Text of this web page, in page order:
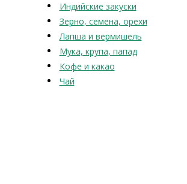
Индийские закуски
Зерно, семена, орехи
Лапша и вермишель
Мука, крупа, папад
Кофе и какао
Чай